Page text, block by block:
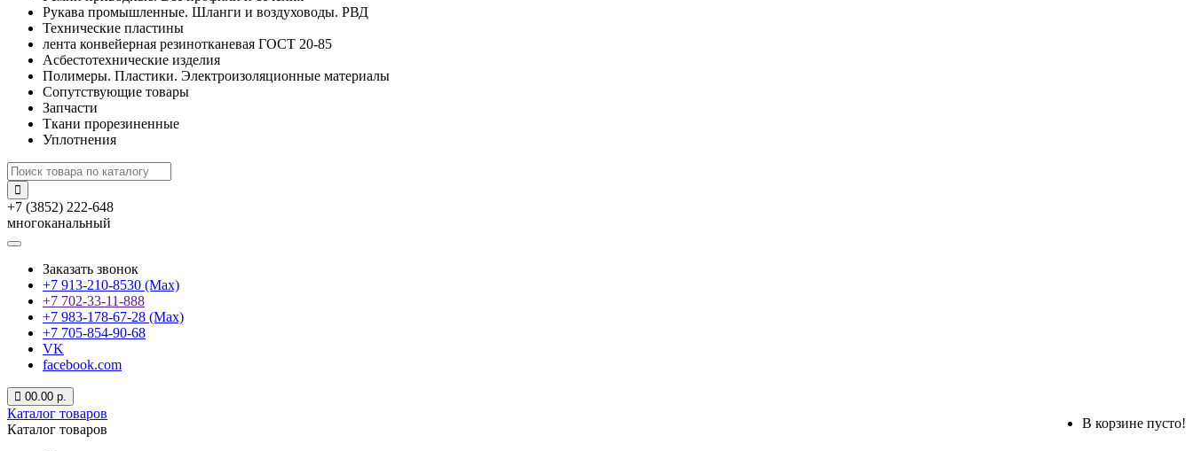
Рукава промышленные. Шланги и воздуховоды. РВД
Технические пластины
лента конвейерная резинотканевая ГОСТ 20-85
Асбестотехнические изделия
Полимеры. Пластики. Электроизоляционные материалы
Сопутствующие товары
Запчасти
Ткани прорезиненные
Уплотнения
+7 (3852) 222-648
многоканальный
Заказать звонок
+7 913-210-8530 (Max)
+7 702-33-11-888
+7 983-178-67-28 (Max)
+7 705-854-90-68
VK
facebook.com
00.00 р.
В корзине пусто!
Каталог товаров
Каталог товаров